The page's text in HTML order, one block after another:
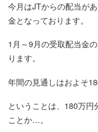
今月はJTからの配当が
金となっております。
1月～9月の受取配当金の
ります。
年間の見通しはおよそ
ということは、180万円
ことか…。